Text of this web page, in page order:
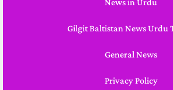
Gilgit Baltistan News Urdu
General News
Privacy Policy